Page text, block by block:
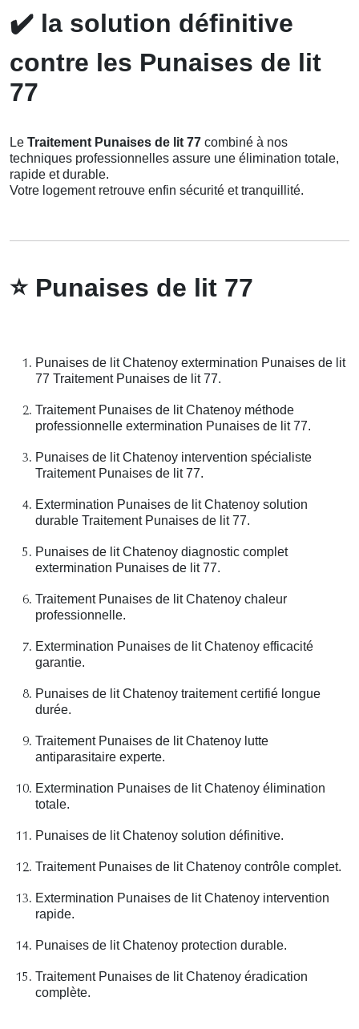
✔️ la solution définitive
contre les Punaises de lit
77
Le Traitement Punaises de lit 77 combiné à nos
techniques professionnelles assure une élimination totale,
rapide et durable.
Votre logement retrouve enfin sécurité et tranquillité.
⭐Punaises de lit 77
Punaises de lit Chatenoy extermination Punaises de lit
77 Traitement Punaises de lit 77.
Traitement Punaises de lit Chatenoy méthode
professionnelle extermination Punaises de lit 77.
Punaises de lit Chatenoy intervention spécialiste
Traitement Punaises de lit 77.
Extermination Punaises de lit Chatenoy solution
durable Traitement Punaises de lit 77.
Punaises de lit Chatenoy diagnostic complet
extermination Punaises de lit 77.
Traitement Punaises de lit Chatenoy chaleur
professionnelle.
Extermination Punaises de lit Chatenoy efficacité
garantie.
Punaises de lit Chatenoy traitement certifié longue
durée.
Traitement Punaises de lit Chatenoy lutte
antiparasitaire experte.
Extermination Punaises de lit Chatenoy élimination
totale.
Punaises de lit Chatenoy solution définitive.
Traitement Punaises de lit Chatenoy contrôle complet.
Extermination Punaises de lit Chatenoy intervention
rapide.
Punaises de lit Chatenoy protection durable.
Traitement Punaises de lit Chatenoy éradication
complète.